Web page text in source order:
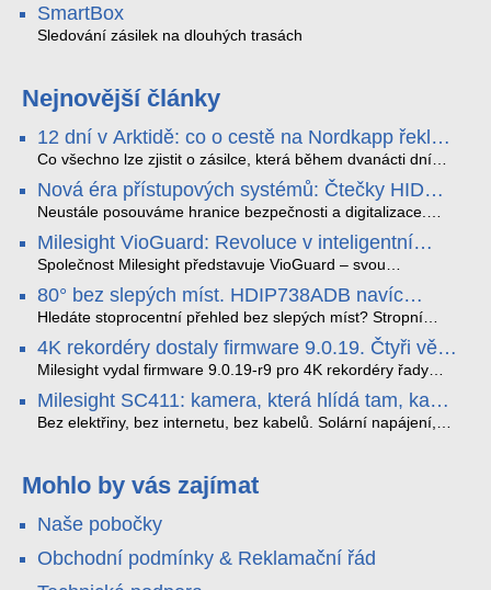
SmartBox
Sledování zásilek na dlouhých trasách
Nejnovější články
12 dní v Arktidě: co o cestě na Nordkapp řekla
data ze SMARTBOX 2 MAX
Co všechno lze zjistit o zásilce, která během dvanácti dní
projede Arktidou? SMARTBOX 2 MAX jsme vzali na trasu z
Tromsø přes Lofoty, Kirunu a finské Laponsko až na
Nordkapp. Bez jediného dobití, v mrazu až −13 °C a mimo
otřesy i náklon. Výsledkem není jen čára na mapě, ale
podrobný datový příběh celé cesty.
Nová éra přístupových systémů: Čtečky HID
Signo
Neustále posouváme hranice bezpečnosti a digitalizace.
v oblasti kontroly přístupu – moderní a vysoce univerzální
čtečky HID Signo.
Milesight VioGuard: Revoluce v inteligentní
detekci dopravních přestupků
Společnost Milesight představuje VioGuard – svou
dopravních přestupků. Tento systém, poháněný
sofistikovanými algoritmy umělé inteligence (AI), je navržen
tak, aby poskytoval komplexní nástroje pro vymáhání
dopravních předpisů, zvyšoval bezpečnost na silnicích a
optimalizoval plynulost dopravy v moderních městech.
80° bez slepých míst. HDIP738ADB navíc
streamuje na YouTube – bez PC.
Hledáte stoprocentní přehled bez slepých míst? Stropní
panoramatická kamera HDIP738ADB skládá obraz ze dvou
4MP senzorů SONY do jednoho čistého 180° záběru bez
zkreslení. K tomu přidává AI detekci osob a vozidel,
YouTube – bez běžícího počítače.
4K rekordéry dostaly firmware 9.0.19. Čtyři věci,
které musíte vědět.
Milesight vydal firmware 9.0.19-r9 pro 4K rekordéry řady
které vám zjednoduší práci – a jedna z nich vám ušetří
spoustu zbytečných výjezdů k zákazníkům.
Milesight SC411: kamera, která hlídá tam, kam
kabel nedosáhne
Bez elektřiny, bez internetu, bez kabelů. Solární napájení,
váš telefon. Podívejte se na video.
Mohlo by vás zajímat
Naše pobočky
Obchodní podmínky & Reklamační řád